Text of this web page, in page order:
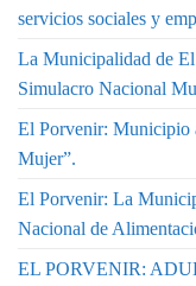
servicios sociales y
La Municipalidad de El
Simulacro Nacional
El Porvenir: Municipio
Mujer”.
El Porvenir: La
Nacional de
EL PORVENIR: